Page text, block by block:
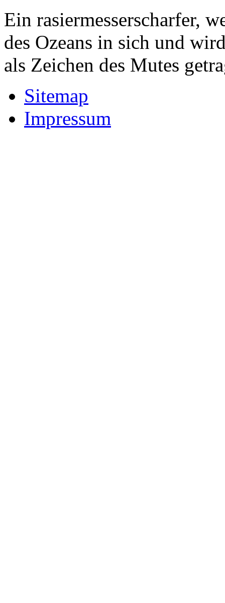
Ein rasiermesserscharfer,
des Ozeans in sich und
als Zeichen des Mutes
Sitemap
Impressum